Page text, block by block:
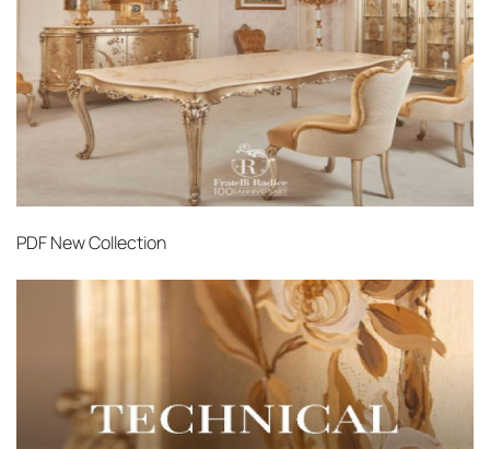
PDFNew Collection